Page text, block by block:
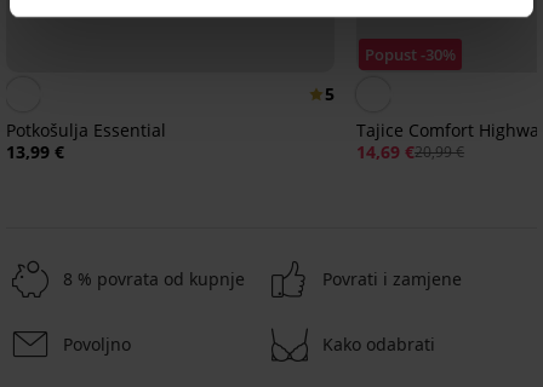
5
Potkošulja Essential
13,99 €
Popust -30%
Tajice Comfort
14,69 €20,99 €
8 % povrata od kupnje Povrati i zamjene
Povoljno Kako odabrati